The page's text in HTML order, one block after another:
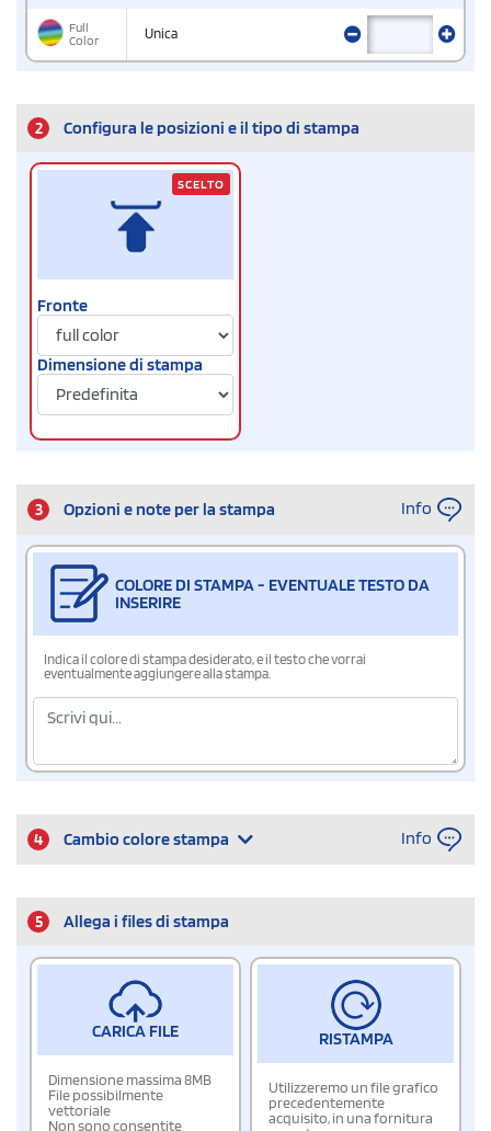
Full
Color
Unica
2 Configura le posizioni e il tipo di stampa
Fronte
Dimensione di stampa
SCELTO
3 Opzioni e note per la stampa Info
COLORE DI STAMPA - EVENTUALE TESTO DA
INSERIRE
Indica il colore di stampa desiderato, e il testo che vorrai
eventualmente aggiungere alla stampa.
4 Cambio colore stampa Info
5 Allega i files di stampa
CARICA FILE
Dimensione massima 8MB
File possibilmente
vettoriale
Non sono consentite
RISTAMPA
Utilizzeremo un file grafico
precedentemente
acquisito, in una fornitura